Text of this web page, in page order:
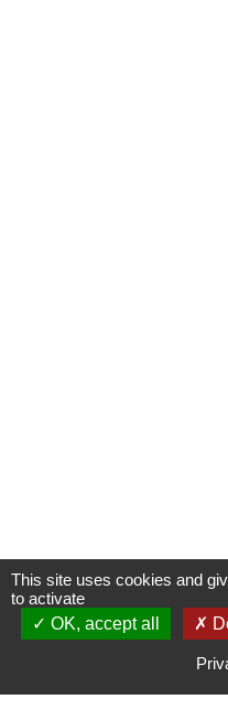
S'INSCRIRE
This site uses cookies and
to activate
OK, accept all